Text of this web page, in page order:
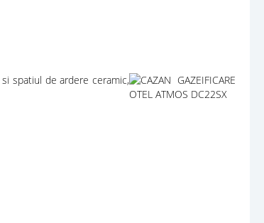
spatiul de ardere ceramic,